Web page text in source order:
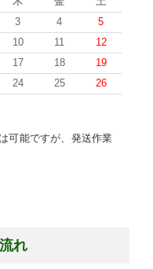
3 4
5
10 11
12
17 18
19
24 25
26
可能ですが、発送作業
れ